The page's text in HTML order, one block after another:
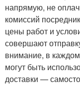
Белая ваза
напрямую, не
комиссий
цены работ и
совершают
внимание, в
могут быть
доставки —